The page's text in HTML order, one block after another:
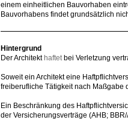
einem einheitlichen Bauvorhaben
Bauvorhabens findet grundsätzlich
Hintergrund
Der Architekt haftetbei Verletzung
Soweit ein Architekt eine
freiberufliche Tätigkeit nach Maßgabe
Ein Beschränkung des
der Versicherungsverträge (AHB;